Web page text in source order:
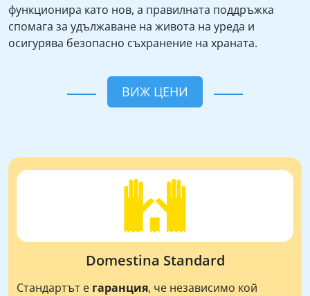
функционира като нов, а правилната поддръжка
спомага за удължаване на живота на уреда и
осигурява безопасно съхранение на храната.
ВИЖ ЦЕНИ
Domestina Standard
Стандартът е гаранция, че независимо кой